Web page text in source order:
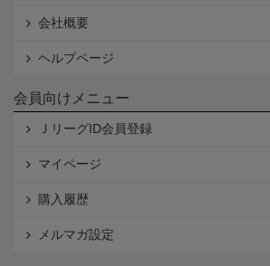
会社概要
ヘルプページ
会員向けメニュー
ＪリーグID会員登録
マイページ
購入履歴
メルマガ設定